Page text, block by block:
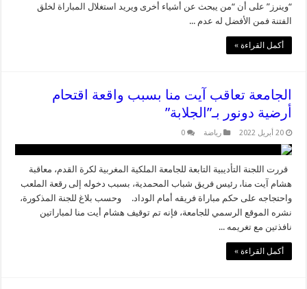
“وينرز” على أن “من يبحث عن أشياء أخرى ويريد استغلال المباراة لخلق
الفتنة فمن الأفضل له عدم ...
أكمل القراءة »
الجامعة تعاقب آيت منا بسبب واقعة اقتحام
أرضية دونور بـ”الجلابة”
20 أبريل 2022 رياضة 0
قررت اللجنة التأديبية التابعة للجامعة الملكية المغربية لكرة القدم، معاقبة
هشام آيت منا، رئيس فريق شباب المحمدية، بسبب دخوله إلى رقعة الملعب
واحتجاجه على حكم مباراة فريقه أمام الوداد. وحسب بلاغ للجنة المذكورة،
نشره الموقع الرسمي للجامعة، فإنه تم توقيف هشام أيت منا لمباراتين
نافذتين مع تغريمه ...
أكمل القراءة »